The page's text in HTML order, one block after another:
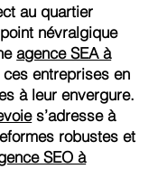
au quartier
névralgique
agence SEA à
entreprises en
à leur envergure.
s’adresse à
robustes et
SEO à